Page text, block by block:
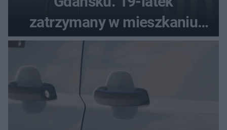
zatrzymany w mieszkaniu
seniora